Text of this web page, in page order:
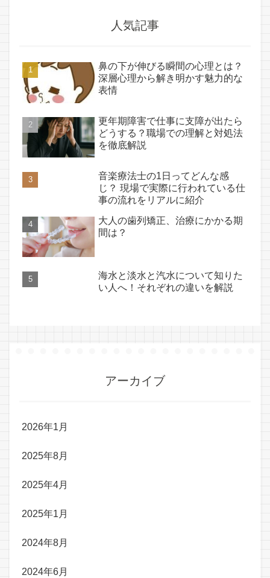
人気記事
鼻の下が伸びる瞬間の心理とは？
深層心理から解き明かす魅力的な
表情
更年期障害で仕事に支障が出たら
どうする？職場での理解と対処法
を徹底解説
音楽療法士の1日ってどんな感
じ？ 現場で実際に行われている仕
事の流れをリアルに紹介
大人の歯列矯正、治療にかかる期
間は？
海水と淡水と汽水について知りた
い人へ！それぞれの違いを解説
アーカイブ
2026年1月
2025年8月
2025年4月
2025年1月
2024年8月
2024年6月